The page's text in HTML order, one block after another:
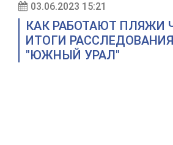
03.06.2023 15:21
КАК РАБОТАЮТ ПЛЯЖИ
ИТОГИ
"ЮЖНЫЙ УРАЛ"